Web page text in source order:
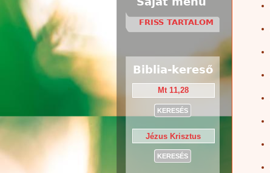
FRISS TARTALOM
Biblia-kereső